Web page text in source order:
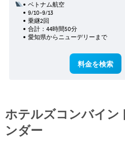
ベトナム航空
9/10-9/13
乗継2回
合計：44時間50分
愛知県​からニューデリー​まで
料金を検索
ホテルズコンバイン
ンダー